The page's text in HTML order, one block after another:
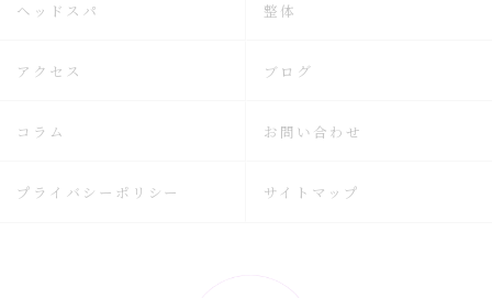
ヘッドスパ 整体
アクセス ブログ
コラム お問い合わせ
プライバシーポリシー サイトマップ